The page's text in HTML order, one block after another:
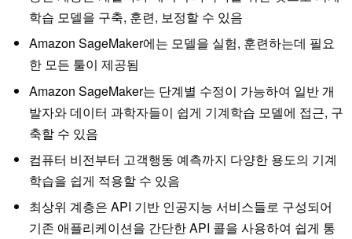
학습 모델을 구축, 훈련, 보정할 수 있음
Amazon SageMaker에는 모델을 실험, 훈련하는데 필요
한 모든 툴이 제공됨
Amazon SageMaker는 단계별 수정이 가능하여 일반 개
발자와 데이터 과학자들이 쉽게 기계학습 모델에 접근, 구
축할 수 있음
컴퓨터 비전부터 고객행동 예측까지 다양한 용도의 기계
학습을 쉽게 적용할 수 있음
최상위 계층은 API 기반 인공지능 서비스들로 구성되어
기존 애플리케이션을 간단한 API 콜을 사용하여 쉽게 통